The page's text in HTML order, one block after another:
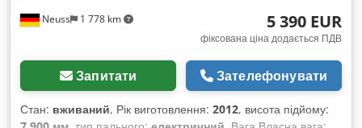
Neuss 1 778 km 5 390 EUR
фіксована ціна додається ПДВ
Запитати Зателефонувати
Стан: вживаний, Рік виготовлення: 2012, висота підйому: